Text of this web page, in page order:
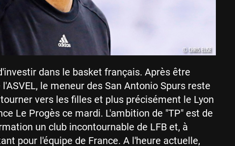
dans le basket français. Après être
le meneur des San Antonio Spurs reste
vers les filles et plus précisément le Lyon
Le Progès ce mardi. L'ambition de "TP" est de
un club incontournable de LFB et, à
pour l'équipe de France. A l'heure actuelle,